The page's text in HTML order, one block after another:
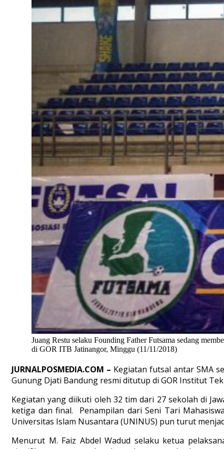
Juang Restu selaku Founding Father Futsama sedang
di GOR ITB Jatinangor, Minggu (11/11/2018)
JURNALPOSMEDIA.COM – Kegiatan futsal antar SMA
Gunung Djati Bandung resmi ditutup di GOR Institut
Kegiatan yang diikuti oleh 32 tim dari 27 sekolah di
ketiga dan final. Penampilan dari Seni Tari
Universitas Islam Nusantara (UNINUS) pun turut
Menurut M. Faiz Abdel Wadud selaku ketua